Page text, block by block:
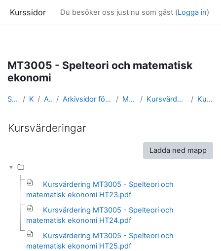
Kurssidor Du besöker oss just nu som gäst (Logga in)
MT3005 - Spelteori och matematisk
ekonomi
Startsida Kurser Arkivsidor Arkivsidor för kurser i Matematisk statistik MT3005_arkiv Kursvärderingar och kursrapporter Kursvärderingar
Kursvärderingar
Ladda ned mapp
Kursvärdering MT3005 - Spelteori och
matematisk ekonomi HT23.pdf
Kursvärdering MT3005 - Spelteori och
matematisk ekonomi HT24.pdf
Kursvärdering MT3005 - Spelteori och
matematisk ekonomi HT25.pdf